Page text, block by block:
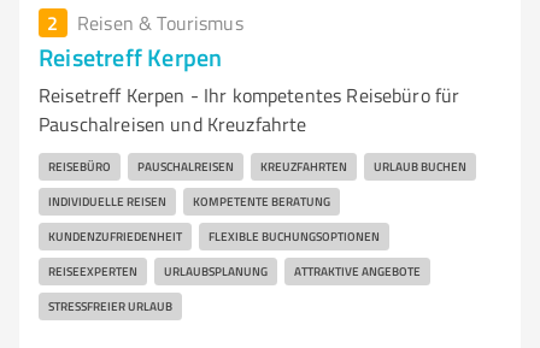
2 Reisen & Tourismus
Reisetreff Kerpen
Reisetreff Kerpen - Ihr kompetentes Reisebüro für
Pauschalreisen und Kreuzfahrte
REISEBÜRO PAUSCHALREISEN KREUZFAHRTEN URLAUB BUCHEN
INDIVIDUELLE REISEN KOMPETENTE BERATUNG
KUNDENZUFRIEDENHEIT FLEXIBLE BUCHUNGSOPTIONEN
REISEEXPERTEN URLAUBSPLANUNG ATTRAKTIVE ANGEBOTE
STRESSFREIER URLAUB